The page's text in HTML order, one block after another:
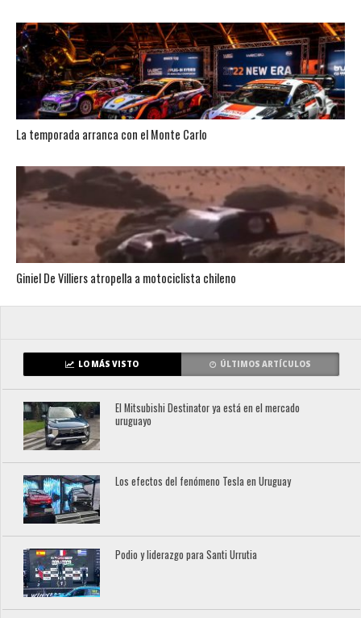
La temporada arranca con el Monte Carlo
Giniel De Villiers atropella a motociclista chileno
LO MÁS VISTO ÚLTIMOS ARTÍCULOS
El Mitsubishi Destinator ya está en el mercado
uruguayo
Los efectos del fenómeno Tesla en Uruguay
Podio y liderazgo para Santi Urrutia